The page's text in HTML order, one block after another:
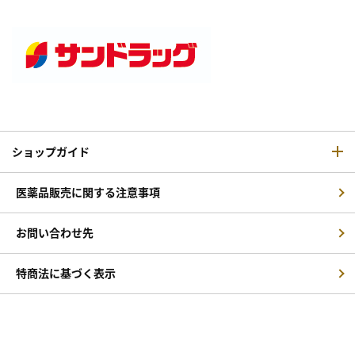
ショップガイド
医薬品販売に関する注意事項
お問い合わせ先
特商法に基づく表示